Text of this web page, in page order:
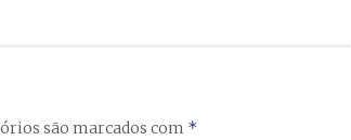
são marcados com *